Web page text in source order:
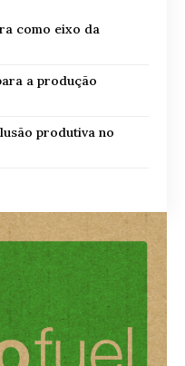
como eixo da
a produção
produtiva no